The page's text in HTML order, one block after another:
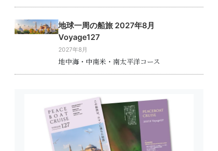
地球一周の船旅 2027年8月
Voyage127
2027年8月
地中海・中南米・南太平洋コース